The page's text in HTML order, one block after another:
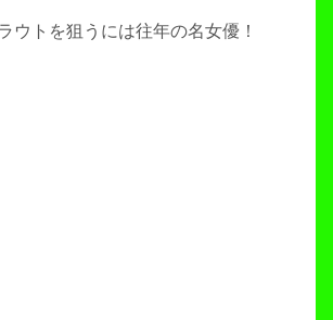
ウトを狙うには往年の名女優！